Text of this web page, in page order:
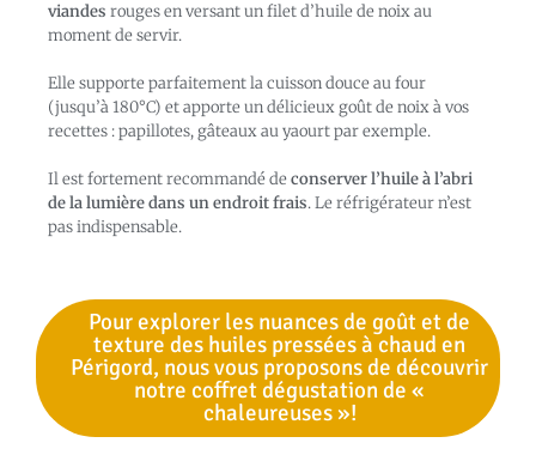
viandes rouges en versant un filet d’huile de noix au
moment de servir.
Elle supporte parfaitement la cuisson douce au four
(jusqu’à 180°C) et apporte un délicieux goût de noix à vos
recettes : papillotes, gâteaux au yaourt par exemple.
Il est fortement recommandé deconserver l’huile à l’abri
de la lumière dans un endroit frais. Le réfrigérateur n’est
pas indispensable.
Pour explorer les nuances de goût et de
texture des huiles pressées à chaud en
Périgord, nous vous proposons de découvrir
notre coffret dégustation de «
chaleureuses »!